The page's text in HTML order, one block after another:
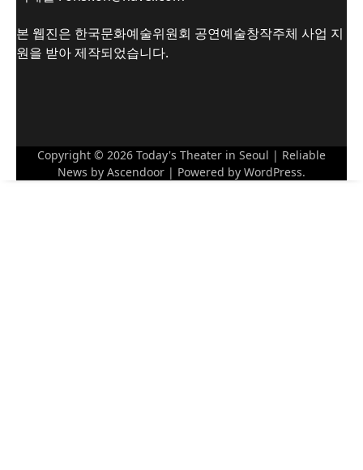
본 웹진은 한국문화예술위원회 공연예술창작주체 사업 지
원을 받아 제작되었습니다.
Copyright © 2026 Today's Theater in Seoul | Reliable
News by Ascendoor | Powered by WordPress.